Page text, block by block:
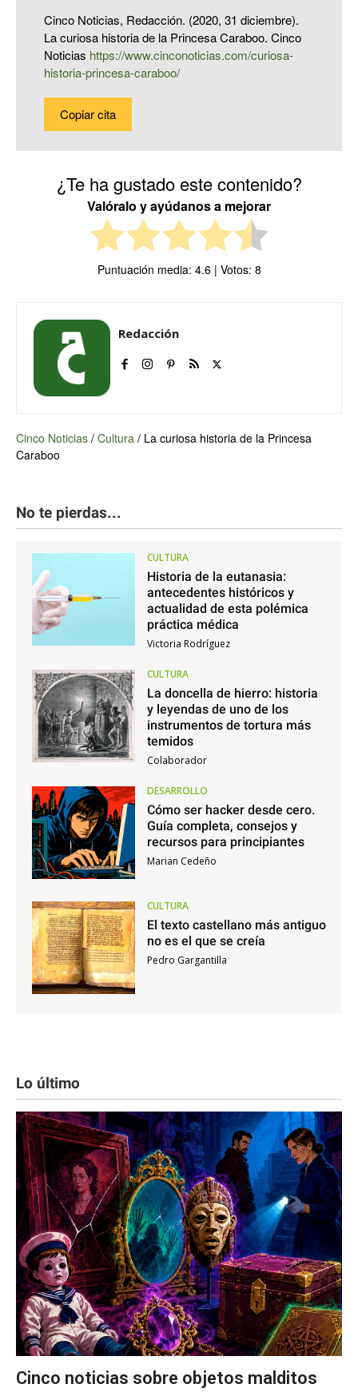
Cinco Noticias, Redacción. (2020, 31 diciembre).
La curiosa historia de la Princesa Caraboo. Cinco
Noticias https://www.cinconoticias.com/curiosa-
historia-princesa-caraboo/
Copiar cita
¿Te ha gustado este contenido?
Valóralo y ayúdanos a mejorar
Puntuación media: 4.6| Votos: 8
Redacción
Cinco Noticias / Cultura / La curiosa historia de la Princesa
Caraboo
No te pierdas...
CULTURA
Historia de la eutanasia:
antecedentes históricos y
actualidad de esta polémica
práctica médica
Victoria Rodríguez
CULTURA
La doncella de hierro: historia
y leyendas de uno de los
instrumentos de tortura más
temidos
Colaborador
DESARROLLO
Cómo ser hacker desde cero.
Guía completa, consejos y
recursos para principiantes
Marian Cedeño
CULTURA
El texto castellano más antiguo
no es el que se creía
Pedro Gargantilla
Lo último
Cinco noticias sobre objetos malditos